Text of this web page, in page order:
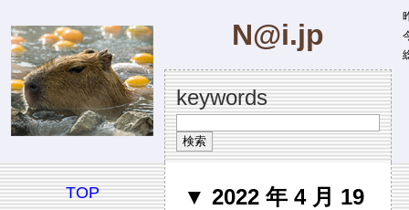
N@i.jp
keywords
TOP
▼ 2022 年 4 月 19